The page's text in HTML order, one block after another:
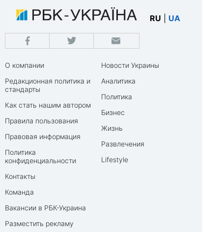
RU UA
О компании
Редакционная политика и
стандарты
Как стать нашим автором
Правила пользования
Правовая информация
Политика
конфиденциальности
Контакты
Команда
Вакансии в РБК-Украина
Разместить рекламу
Новости Украины
Аналитика
Политика
Бизнес
Жизнь
Развлечения
Lifestyle